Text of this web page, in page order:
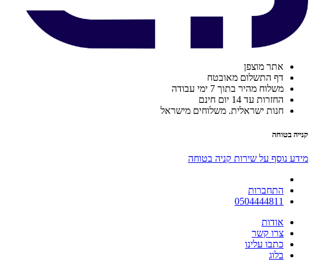
אתר מוצפן
דף התשלום מאובטח
משלוח מהיר בתוך 7 ימי עבודה
החזרות עד 14 יום חינם
חנות ישראלית. משלוחים מישראל
קנייה בטוחה
מידע נוסף על שירות קניה בטוחה
התחברות
0504444811
אודות
צרו קשר
כתבו עלינו
בלוג